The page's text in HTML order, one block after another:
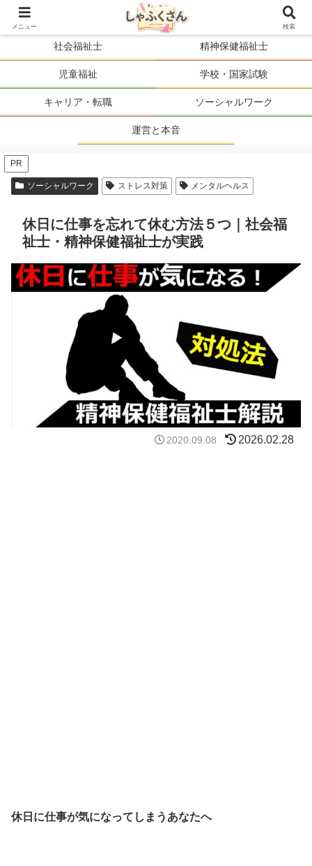
ソーシャルワーカーの人生を、まるごと支える。
社会福祉士 精神保健福祉士
児童福祉 学校・国家試験
キャリア・転職 ソーシャルワーク
運営と本音
PR
ソーシャルワーク ストレス対策 メンタルヘルス
休日に仕事を忘れて休む方法５つ｜社会福
祉士・精神保健福祉士が実践
2020.09.08 2026.02.28
休日に仕事が気になってしまうあなたへ
メニュー 検索